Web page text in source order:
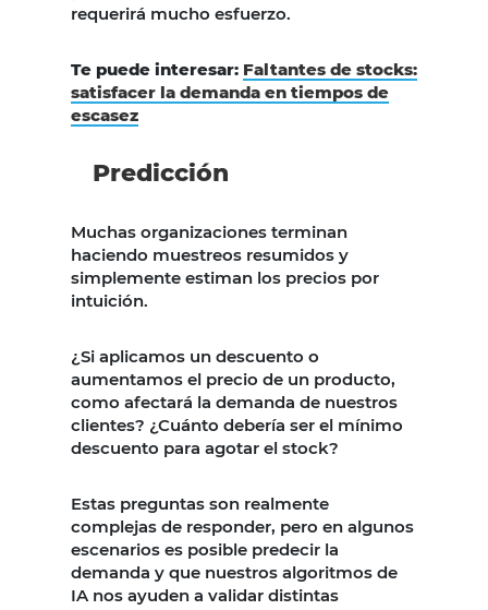
requerirá mucho esfuerzo.
Te puede interesar: Faltantes de stocks:
satisfacer la demanda en tiempos de
escasez
Predicción
Muchas organizaciones terminan
haciendo muestreos resumidos y
simplemente estiman los precios por
intuición.
¿Si aplicamos un descuento o
aumentamos el precio de un producto,
como afectará la demanda de nuestros
clientes? ¿Cuánto debería ser el mínimo
descuento para agotar el stock?
Estas preguntas son realmente
complejas de responder, pero en algunos
escenarios es posible predecir la
demanda y que nuestros algoritmos de
IA nos ayuden a validar distintas